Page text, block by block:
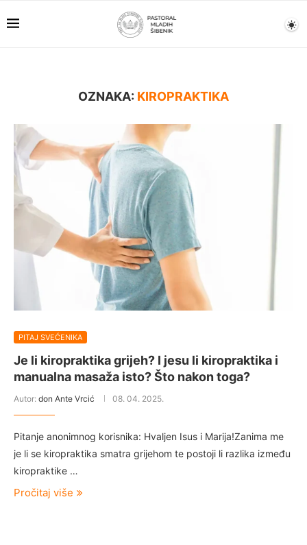
OZNAKA: KIROPRAKTIKA
PITAJ SVEĆENIKA
Je li kiropraktika grijeh? I jesu li kiropraktika i
manualna masaža isto? Što nakon toga?
Autor: don Ante Vrcić 08. 04. 2025.
Pitanje anonimnog korisnika: Hvaljen Isus i Marija!Zanima me
je li se kiropraktika smatra grijehom te postoji li razlika između
kiropraktike …
Pročitaj više